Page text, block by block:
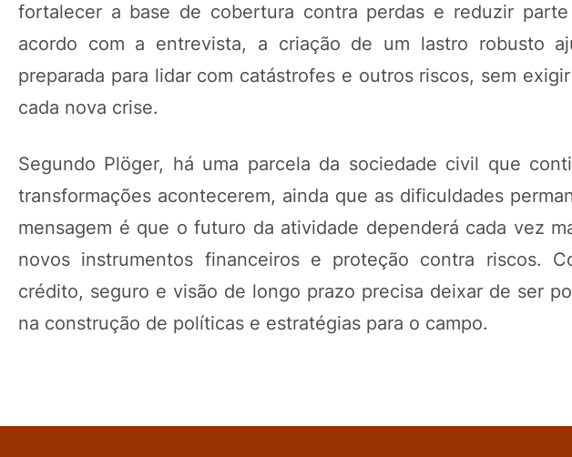
fortalecer a base de cobertura contra perdas e reduzir
acordo com a entrevista, a criação de um lastro robusto
preparada para lidar com catástrofes e outros riscos, sem
cada nova crise.
Segundo Plöger, há uma parcela da sociedade civil que
transformações acontecerem, ainda que as dificuldades
mensagem é que o futuro da atividade dependerá cada vez
novos instrumentos financeiros e proteção contra riscos.
crédito, seguro e visão de longo prazo precisa deixar de ser
na construção de políticas e estratégias para o campo.